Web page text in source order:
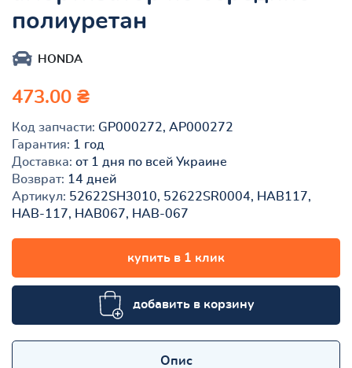
полиуретан
HONDA
473.00 ₴
Код запчасти: GP000272, AP000272
Гарантия: 1 год
Доставка: от 1 дня по всей Украине
Возврат: 14 дней
Артикул: 52622SH3010, 52622SR0004, HAB117,
HAB-117, HAB067, HAB-067
купить в 1 клик
добавить в корзину
Опис